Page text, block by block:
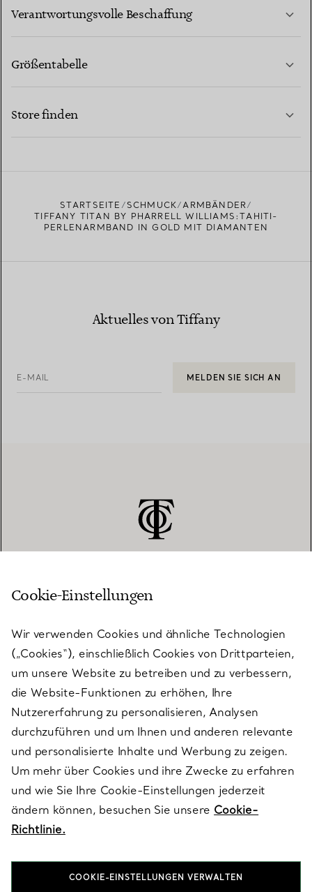
Verantwortungsvolle Beschaffung
Größentabelle
Store finden
STARTSEITE SCHMUCK
ARMBÄNDER
TIFFANY TITAN BY PHARRELL WILLIAMS:TAHITI-
PERLENARMBAND IN GOLD MIT DIAMANTEN
Aktuelles von Tiffany
E-MAIL MELDEN SIE SICH AN
KUNDENSERVICE
SERVICES
ÜBER TIFFANY & CO.
RECHTLICHE HINWEISE
FOLGEN SIE UNS
Cookie-Einstellungen
Wir verwenden Cookies und ähnliche Technologien
(„Cookies“), einschließlich Cookies von Drittparteien,
um unsere Website zu betreiben und zu verbessern,
die Website-Funktionen zu erhöhen, Ihre
Nutzererfahrung zu personalisieren, Analysen
durchzuführen und um Ihnen und anderen relevante
und personalisierte Inhalte und Werbung zu zeigen.
Um mehr über Cookies und ihre Zwecke zu erfahren
und wie Sie Ihre Cookie-Einstellungen jederzeit
ändern können, besuchen Sie unsere Cookie-
Richtlinie.
COOKIE-EINSTELLUNGEN VERWALTEN